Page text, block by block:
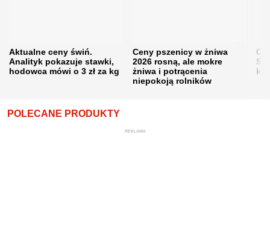
Aktualne ceny świń.
Analityk pokazuje stawki,
hodowca mówi o 3 zł za kg
Ceny pszenicy w żniwa
2026 rosną, ale mokre
żniwa i potrącenia
niepokoją rolników
POLECANE PRODUKTY
REKLAMA